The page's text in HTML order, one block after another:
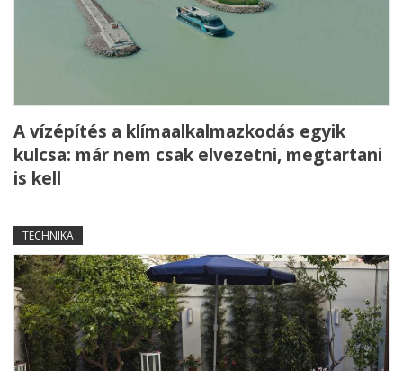
A vízépítés a klímaalkalmazkodás egyik
kulcsa: már nem csak elvezetni, megtartani
is kell
TECHNIKA